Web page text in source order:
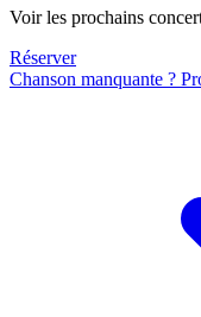
Voir les prochains
Réserver
Chanson manquante ?